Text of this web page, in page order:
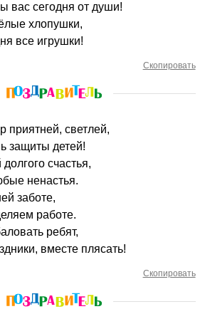
вас сегодня от души!
хлопушки,
все игрушки!
Скопировать
приятней, светлей,
защиты детей!
счастья,
ненастья.
заботе,
работе.
ребят,
вместе плясать!
Скопировать